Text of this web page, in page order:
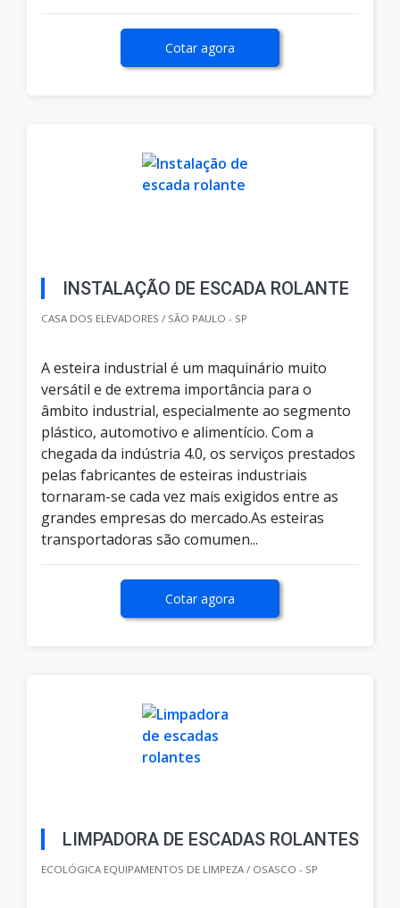
Cotar agora
INSTALAÇÃO DE ESCADA ROLANTE
CASA DOS ELEVADORES / SÃO PAULO - SP
A esteira industrial é um maquinário muito
versátil e de extrema importância para o
âmbito industrial, especialmente ao segmento
plástico, automotivo e alimentício. Com a
chegada da indústria 4.0, os serviços prestados
pelas fabricantes de esteiras industriais
tornaram-se cada vez mais exigidos entre as
grandes empresas do mercado.As esteiras
transportadoras são comumen...
Cotar agora
LIMPADORA DE ESCADAS ROLANTES
ECOLÓGICA EQUIPAMENTOS DE LIMPEZA / OSASCO - SP